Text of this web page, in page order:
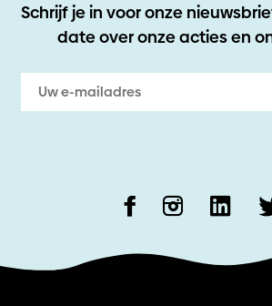
Schrijf je in voor onze
dateover onze acties en